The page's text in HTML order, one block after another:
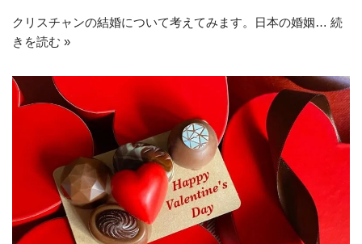
クリスチャンの結婚について考えてみます。日本の婚姻… 続
きを読む »